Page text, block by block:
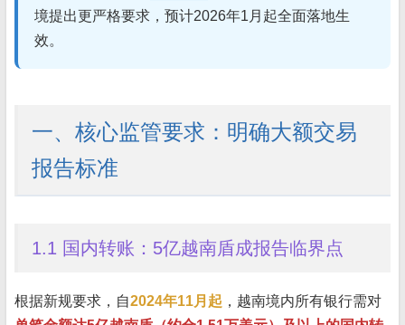
境提出更严格要求，预计2026年1月起全面落地生
效。
一、核心监管要求：明确大额交易
报告标准
1.1 国内转账：5亿越南盾成报告临界点
根据新规要求，自2024年11月起 ，越南境内所有银行需对